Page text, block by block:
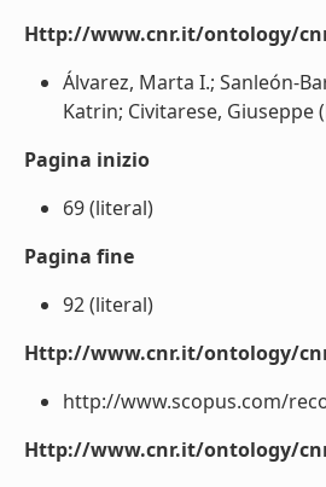
Http://www.cnr.it/ontology/
Álvarez, Marta I.; Sanleón-
Katrin; Civitarese, Giuseppe
Pagina inizio
69 (literal)
Pagina fine
92 (literal)
Http://www.cnr.it/ontology/
http://www.scopus.com/
Http://www.cnr.it/ontology/